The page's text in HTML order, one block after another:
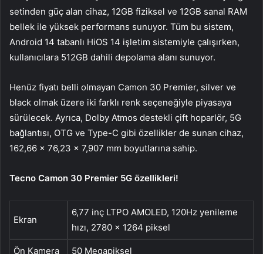
setinden güç alan cihaz, 12GB fiziksel ve 12GB sanal RAM
bellek ile yüksek performans sunuyor. Tüm bu sistem,
Android 14 tabanlı HiOS 14 işletim sistemiyle çalışırken,
kullanıcılara 512GB dahili depolama alanı sunuyor.
Henüz fiyatı belli olmayan Camon 30 Premier, silver ve
black olmak üzere iki farklı renk seçeneğiyle piyasaya
sürülecek. Ayrıca, Dolby Atmos destekli çift hoparlör, 5G
bağlantısı, OTG ve Type-C gibi özellikler de sunan cihaz,
162,66 x 76,23 x 7,907 mm boyutlarına sahip.
Tecno Camon 30 Premier 5G özellikleri!
Ekran
6,77 inç LTPO AMOLED, 120Hz yenileme
hızı, 2780 x 1264 piksel
Ön Kamera 50 Megapiksel